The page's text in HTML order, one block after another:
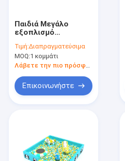
Παιδιά Μεγάλο
εξοπλισμό
προσαρμοσμένο με
θέμα Blue Ocean
Pirate
Τιμή:Διαπραγματεύσιμα
MOQ:1 κομμάτι
Λάβετε την πιο πρόσφατη τιμή
Επικοινωνήστε